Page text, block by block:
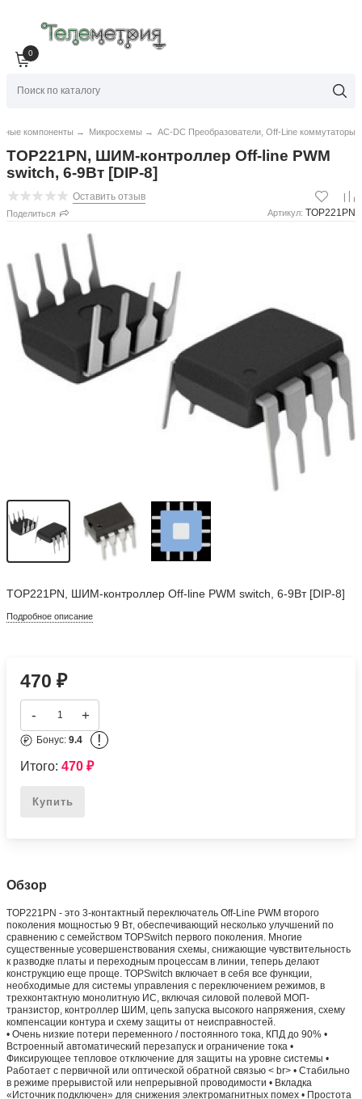
0
компоненты → Микросхемы → AC-DC Преобразователи, Off-Line коммутаторы
TOP221PN, ШИМ-контроллер Off-line PWM
switch, 6-9Вт [DIP-8]
Оставить отзыв
Поделиться Артикул: TOP221PN
TOP221PN, ШИМ-контроллер Off-line PWM switch, 6-9Вт [DIP-8]
Подробное описание
470₽
- +
Бонус:9.4 !
Итого:470₽
Купить
Обзор
TOP221PN - это 3-контактный переключатель Off-Line PWM второго
поколения мощностью 9 Вт, обеспечивающий несколько улучшений по
сравнению с семейством TOPSwitch первого поколения. Многие
существенные усовершенствования схемы, снижающие чувствительность
к разводке платы и переходным процессам в линии, теперь делают
конструкцию еще проще. TOPSwitch включает в себя все функции,
необходимые для системы управления с переключением режимов, в
трехконтактную монолитную ИС, включая силовой полевой МОП-
транзистор, контроллер ШИМ, цепь запуска высокого напряжения, схему
компенсации контура и схему защиты от неисправностей.
• Очень низкие потери переменного / постоянного тока, КПД до 90% •
Встроенный автоматический перезапуск и ограничение тока •
Фиксирующее тепловое отключение для защиты на уровне системы •
Работает с первичной или оптической обратной связью < br> • Стабильно
в режиме прерывистой или непрерывной проводимости • Вкладка
«Источник подключен» для снижения электромагнитных помех • Простота